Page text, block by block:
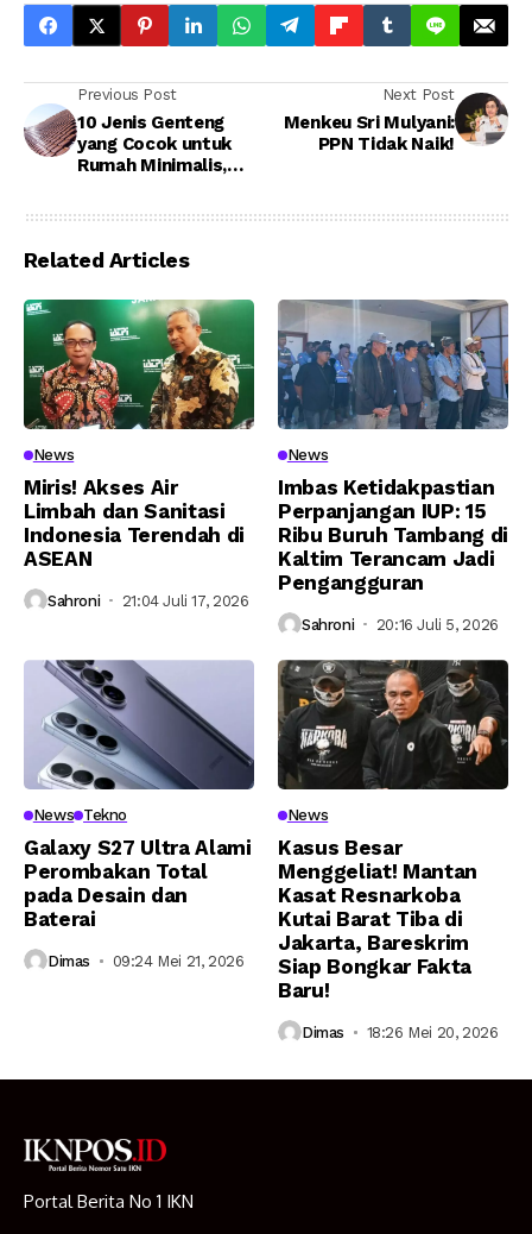
Previous Post
10 Jenis Genteng
yang Cocok untuk
Rumah Minimalis,
Next Post
Menkeu Sri Mulyani:
PPN Tidak Naik!
Related Articles
News
Miris! Akses Air
Limbah dan Sanitasi
Indonesia Terendah di
ASEAN
Sahroni 21:04 Juli 17, 2026
News
Imbas Ketidakpastian
Perpanjangan IUP: 15
Ribu Buruh Tambang di
Kaltim Terancam Jadi
Pengangguran
Sahroni 20:16 Juli 5, 2026
News Tekno
Galaxy S27 Ultra Alami
Perombakan Total
pada Desain dan
Baterai
Dimas 09:24 Mei 21, 2026
News
Kasus Besar
Menggeliat! Mantan
Kasat Resnarkoba
Kutai Barat Tiba di
Jakarta, Bareskrim
Siap Bongkar Fakta
Baru!
Dimas 18:26 Mei 20, 2026
Portal Berita No 1 IKN